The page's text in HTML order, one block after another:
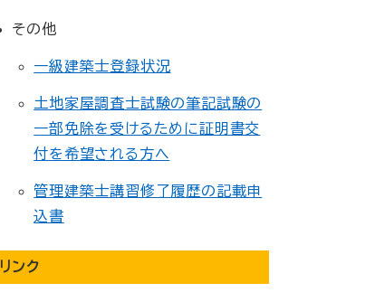
その他
一級建築士登録状況
土地家屋調査士試験の筆記試験の
一部免除を受けるために証明書交
付を希望される方へ
管理建築士講習修了履歴の記載申
込書
リンク